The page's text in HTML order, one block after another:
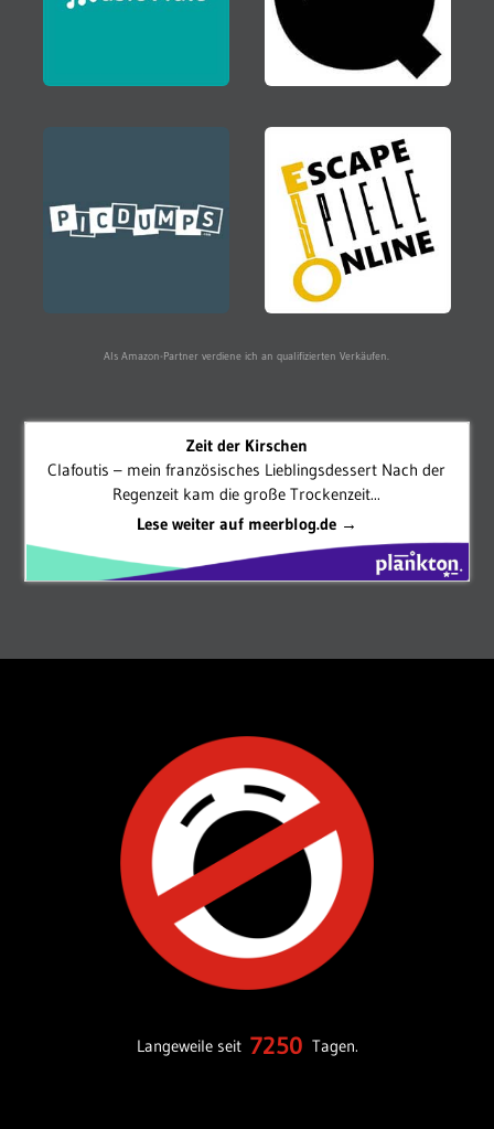
Als Amazon-Partner verdiene ich an qualifizierten Verkäufen.
Zeit der Kirschen
Clafoutis – mein französisches Lieblingsdessert Nach der
Regenzeit kam die große Trockenzeit...
Lese weiter auf meerblog.de →
Langeweile seit 7250 Tagen.